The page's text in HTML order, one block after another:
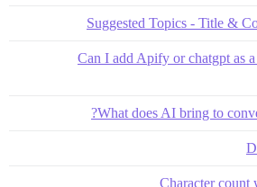
Suggested Topics - Title &
Can I add Apify or chatgpt as
What does AI bring to
Character count